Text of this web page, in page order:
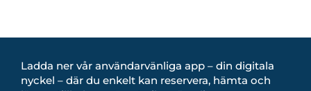
Ladda ner vår användarvänliga app – din digitala
nyckel – där du enkelt kan reservera, hämta och